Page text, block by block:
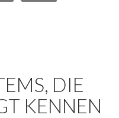
DIE
KENNEN